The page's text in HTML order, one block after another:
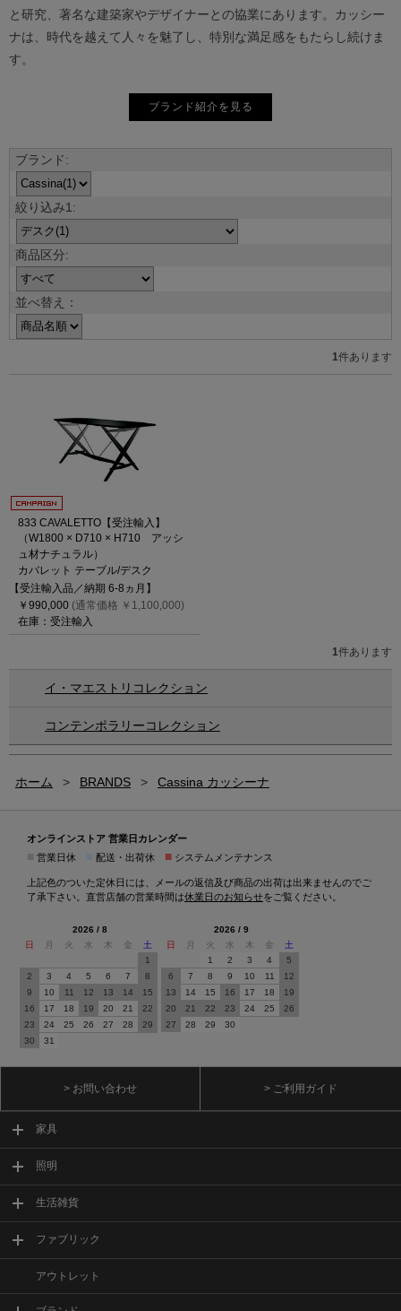
と研究、著名な建築家やデザイナーとの協業にあります。カッシー
ナは、時代を越えて人々を魅了し、特別な満足感をもたらし続けま
す。
ブランド紹介を見る
並べ替え：
1件あります
833 CAVALETTO【受注輸入】
（W1800 × D710 × H710 アッシ
ュ材ナチュラル）
カバレット テーブル/デスク
【受注輸入品／納期 6-8ヵ月】
￥990,000 (通常価格 ￥1,100,000)
在庫：受注輸入
1件あります
イ・マエストリコレクション
コンテンポラリーコレクション
ホーム > BRANDS > Cassina カッシーナ
オンラインストア 営業日カレンダー
営業日休 配送・出荷休 ■ システムメンテナンス
上記色のついた定休日には、メールの返信及び商品の出荷は出来ませんのでご
了承下さい。直営店舗の営業時間は休業日のお知らせをご覧ください。
2026 / 8
日
月 火 水 木 金
土
1
2
3 4 5 6 7
8
9
10 11 12 13 14
15
16
17 18 19 20 21
22
23
24 25 26 27 28
29
30
31
2026 / 9
日
月 火 水 木 金
土
1
2 3 4
5
6
7 8 9 10 11
12
13
14 15 16 17 18
19
20
21 22 23 24 25
26
27
28 29 30
> お問い合わせ > ご利用ガイド
家具
照明
生活雑貨
ファブリック
アウトレット